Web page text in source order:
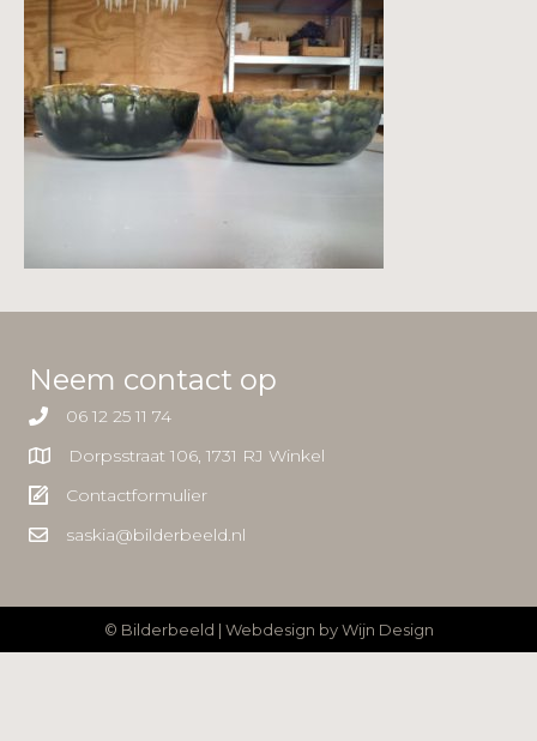
Neem contact op
06 12 25 11 74
Dorpsstraat 106, 1731 RJ Winkel
Contactformulier
saskia@bilderbeeld.nl
© Bilderbeeld | Webdesign byWijn Design